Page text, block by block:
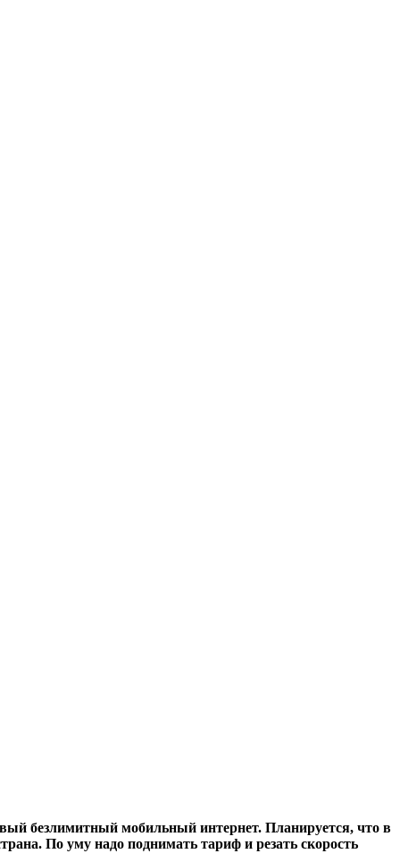
безлимитный мобильный интернет. Планируется, что в
По уму надо поднимать тариф и резать скорость